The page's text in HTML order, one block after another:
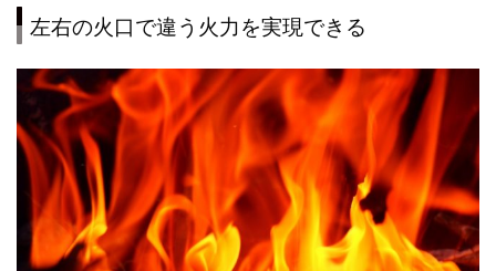
左右の火口で違う火力を実現できる